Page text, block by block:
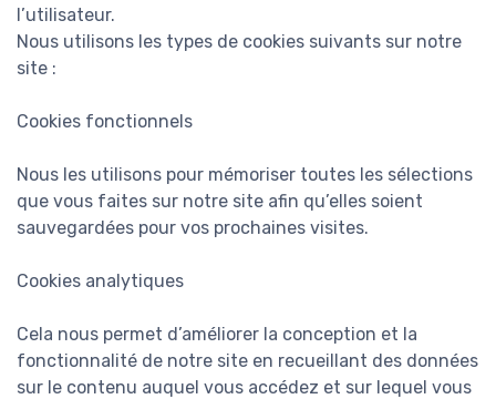
l’utilisateur.
Nous utilisons les types de cookies suivants sur notre
site :
Cookies fonctionnels
Nous les utilisons pour mémoriser toutes les sélections
que vous faites sur notre site afin qu’elles soient
sauvegardées pour vos prochaines visites.
Cookies analytiques
Cela nous permet d’améliorer la conception et la
fonctionnalité de notre site en recueillant des données
sur le contenu auquel vous accédez et sur lequel vous